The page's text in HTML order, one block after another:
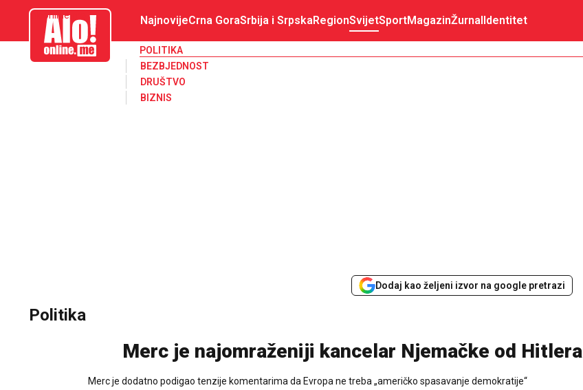
aloonline.me NajnovijeCrna GoraSrbija i SrpskaRegionSvijetSportMagazinŽurnalIdentitet
POLITIKA
BEZBJEDNOST
DRUŠTVO
BIZNIS
Dodaj kao željeni izvor na google pretrazi
Politika
Merc je najomraženiji kancelar Njemačke od Hitlera
Merc je dodatno podigao tenzije komentarima da Evropa ne treba „američko spasavanje demokratije“